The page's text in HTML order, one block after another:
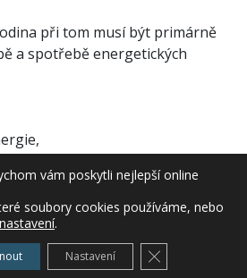
při tom musí být primárně
a spotřebě energetických
hrazena z prostředků EU a má
s cílem zvýšení podílu
energie.
vám poskytli nejlepší online
soubory cookies používáme, nebo
nastavení.
Nastavení Zavřít cookie